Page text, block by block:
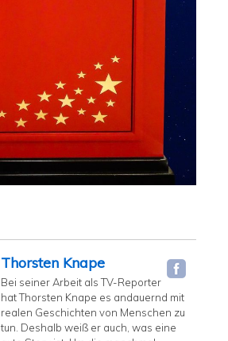
Thorsten Knape
Bei seiner Arbeit als TV-Reporter
hat Thorsten Knape es andauernd mit
realen Geschichten von Menschen zu
tun. Deshalb weiß er auch, was eine